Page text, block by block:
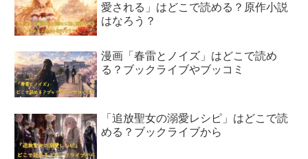
愛される」はどこで読める？原作小説
はなろう？
漫画「春雷とノイズ」はどこで読め
る？ブックライブやブッコミ
「追放聖女の溺愛レシピ」はどこで読
める？ブックライブから